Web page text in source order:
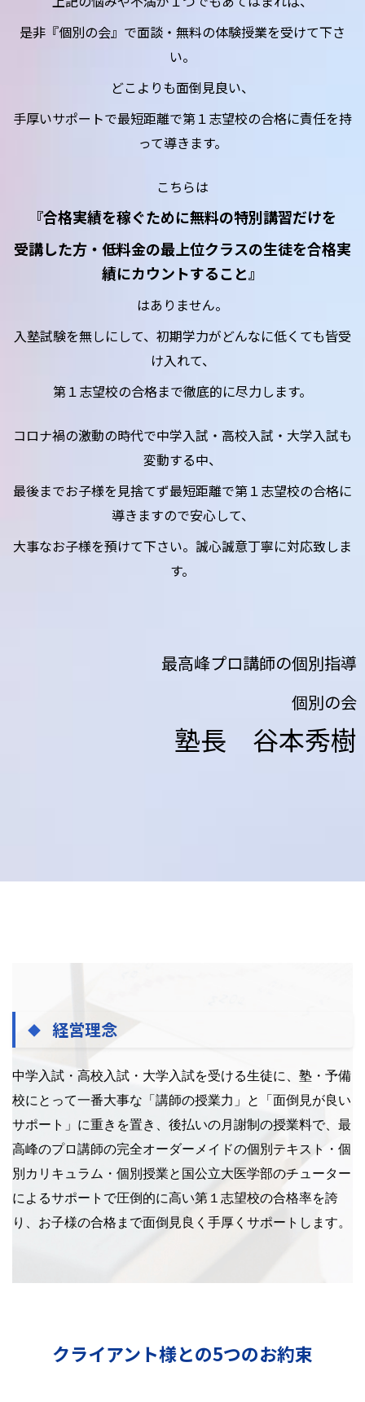
是非『個別の会』で面談・無料の体験授業を受けて下さ
い。
どこよりも面倒見良い、
手厚いサポートで最短距離で第１志望校の合格に責任を持
って導きます。
こちらは
『合格実績を稼ぐために無料の特別講習だけを
受講した方・低料金の最上位クラスの生徒を合格実
績にカウントすること』
はありません。
入塾試験を無しにして、初期学力がどんなに低くても皆受
け入れて、
第１志望校の合格まで徹底的に尽力します。
コロナ禍の激動の時代で中学入試・高校入試・大学入試も
変動する中、
最後までお子様を見捨てず最短距離で第１志望校の合格に
導きますので安心して、
大事なお子様を預けて下さい。誠心誠意丁寧に対応致しま
す。
最高峰プロ講師の個別指導
個別の会
塾長 谷本秀樹
経営理念
中学入試・高校入試・大学入試を受ける生徒に、塾・予備
校にとって一番大事な「講師の授業力」と「面倒見が良い
サポート」に重きを置き、後払いの月謝制の授業料で、最
高峰のプロ講師の完全オーダーメイドの個別テキスト・個
別カリキュラム・個別授業と国公立大医学部のチューター
によるサポートで圧倒的に高い第１志望校の合格率を誇
り、お子様の合格まで面倒見良く手厚くサポートします。
クライアント様との5つのお約束